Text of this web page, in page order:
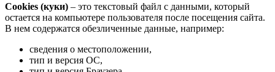
Cookies (куки) – это текстовый файл с данными, который
остается на компьютере пользователя после посещения сайта.
В нем содержатся обезличенные данные, например:
сведения о местоположении,
тип и версия ОС,